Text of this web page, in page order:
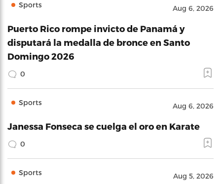
Sports Aug 6, 2026
Puerto Rico rompe invicto de Panamá y
disputará la medalla de bronce en Santo
Domingo 2026
0
Sports Aug 6, 2026
Janessa Fonseca se cuelga el oro en Karate
0
Sports Aug 5, 2026